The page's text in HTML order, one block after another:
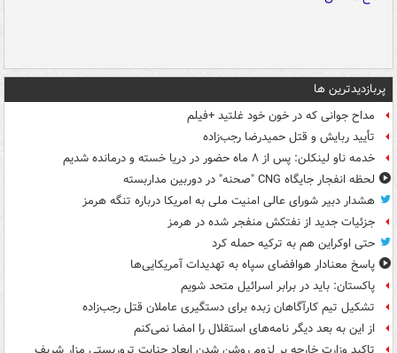
پربازدیدترین ها
مداح جوانی که در خون خود غلتید +فیلم
تأیید ربایش و قتل حمیدرضا رجب‌زاده
خدمه ناو لینکلن: پس از ۸ ماه حضور در دریا خسته و درمانده‌ شدیم
لحظه انفجار جایگاه CNG "صحنه" در دوربین مداربسته
هشدار دبیر شورای عالی امنیت ملی به امریکا درباره تنگه هرمز
جزئیات جدید از نفتکش منفجر شده در هرمز
حتی اوکراین هم به ترکیه حمله کرد
پاسخ معنادار هوافضای سپاه به تهدیدات آمریکایی‌ها
پاکستان: باید در برابر اسرائیل متحد شویم
تشکیل تیم کارآگاهان زبده برای دستگیری عاملان قتل رجب‌زاده
از این به بعد دیگر نامه‌های استقلال را امضا نمی‌کنم
تاکید وزارت خارجه بر لزوم روشن شدن ابعاد جنایت تروریستی مزار شریف